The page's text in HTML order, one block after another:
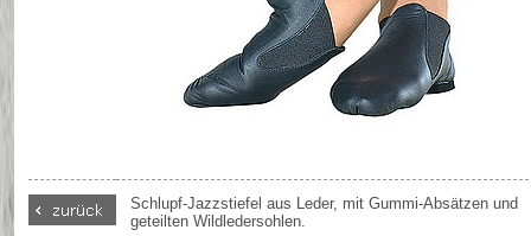
Schlupf-Jazzstiefel aus Leder, mit Gummi-Absätzen und
geteilten Wildledersohlen.